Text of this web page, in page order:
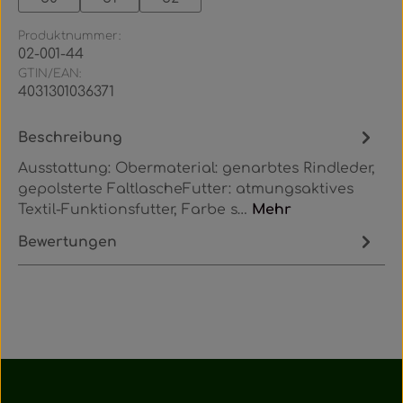
Produktnummer:
02-001-44
GTIN/EAN:
4031301036371
Beschreibung
Ausstattung: Obermaterial: genarbtes Rindleder,
gepolsterte FaltlascheFutter: atmungsaktives
Textil-Funktionsfutter, Farbe s… Mehr
Bewertungen